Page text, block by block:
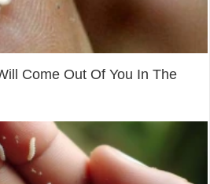
Come Out Of You In The